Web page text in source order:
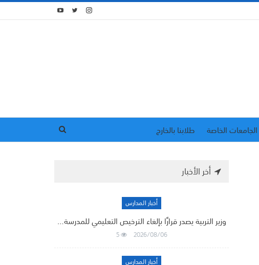
الجامعات الخاصة
طلابنا بالخارج
أخر الأخبار
أخبار المدارس
وزير التربية يصدر قرارًا بإلغاء الترخيص التعليمي للمدرسة…
2026/08/06
5
أخبار المدارس